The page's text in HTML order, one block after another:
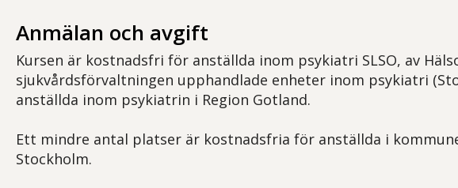
Anmälan och avgift
Kursen är kostnadsfri för anställda inom psykiatri SLSO, av
sjukvårdsförvaltningen upphandlade enheter inom psykiatri
anställda inom psykiatrin i Region Gotland.
Ett mindre antal platser är kostnadsfria för anställda i
Stockholm.